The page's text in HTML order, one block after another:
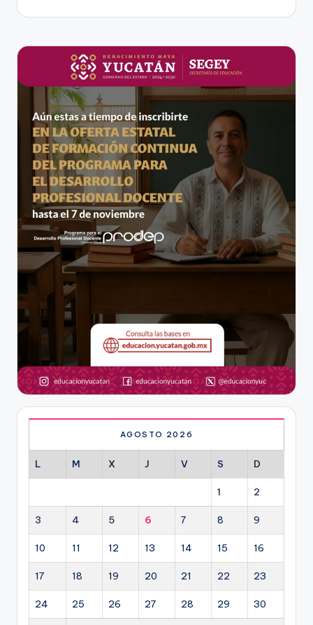
AGOSTO 2026
L M X J V S D
1 2
3 4 5 6 7 8 9
10 11 12 13 14 15 16
17 18 19 20 21 22 23
24 25 26 27 28 29 30